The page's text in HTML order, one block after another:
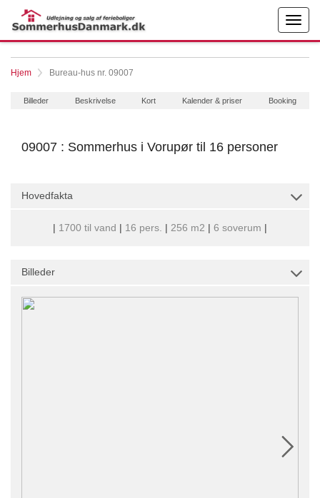
Hjem Bureau-hus nr. 09007
Billeder Beskrivelse Kort Kalender & priser Booking
09007 : Sommerhus i Vorupør til 16 personer
Hovedfakta
| 1700 til vand | 16 pers. | 256 m2 | 6 soverum |
Billeder